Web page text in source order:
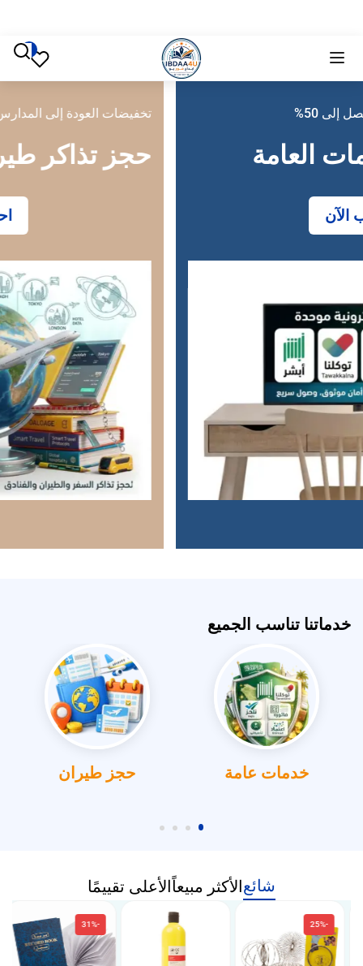
تخفيضات العودة إلى المدارس تصل إلى 50%
حجز تذاكر طيران
خدماتنا تناسب الجميع
خدمات عامة حجز طيران
شائعالأكثر مبيعاًالأعلى تقييمًا